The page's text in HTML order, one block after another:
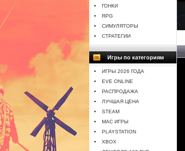
ГОНКИ
RPG
СИМУЛЯТОРЫ
СТРАТЕГИИ
Игры по категориям
ИГРЫ 2026 ГОДА
EVE ONLINE
РАСПРОДАЖА
ЛУЧШАЯ ЦЕНА
STEAM
MAC ИГРЫ
PLAYSTATION
XBOX